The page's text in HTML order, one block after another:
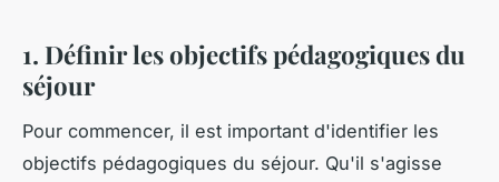
1. Définir les objectifs pédagogiques du
séjour
Pour commencer, il est important d'identifier les
objectifs pédagogiques du séjour. Qu'il s'agisse